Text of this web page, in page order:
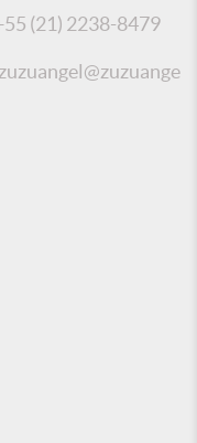
(21) 2238-8479